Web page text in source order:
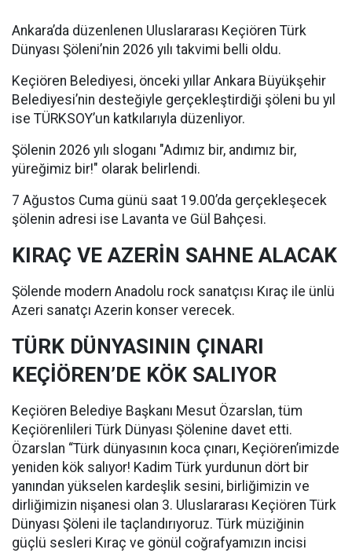
Ankara’da düzenlenen Uluslararası Keçiören Türk
Dünyası Şöleni’nin 2026 yılı takvimi belli oldu.
Keçiören Belediyesi, önceki yıllar Ankara Büyükşehir
Belediyesi’nin desteğiyle gerçekleştirdiği şöleni bu yıl
ise TÜRKSOY’un katkılarıyla düzenliyor.
Şölenin 2026 yılı sloganı "Adımız bir, andımız bir,
yüreğimiz bir!" olarak belirlendi.
7 Ağustos Cuma günü saat 19.00’da gerçekleşecek
şölenin adresi ise Lavanta ve Gül Bahçesi.
KIRAÇ VE AZERİN SAHNE ALACAK
Şölende modern Anadolu rock sanatçısı Kıraç ile ünlü
Azeri sanatçı Azerin konser verecek.
TÜRK DÜNYASININ ÇINARI
KEÇİÖREN’DE KÖK SALIYOR
Keçiören Belediye Başkanı Mesut Özarslan, tüm
Keçiörenlileri Türk Dünyası Şölenine davet etti.
Özarslan “Türk dünyasının koca çınarı, Keçiören’imizde
yeniden kök salıyor! Kadim Türk yurdunun dört bir
yanından yükselen kardeşlik sesini, birliğimizin ve
dirliğimizin nişanesi olan 3. Uluslararası Keçiören Türk
Dünyası Şöleni ile taçlandırıyoruz. Türk müziğinin
güçlü sesleri Kıraç ve gönül coğrafyamızın incisi